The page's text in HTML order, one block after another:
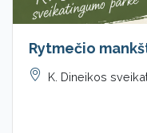
Rytmečio
K. Dineikos